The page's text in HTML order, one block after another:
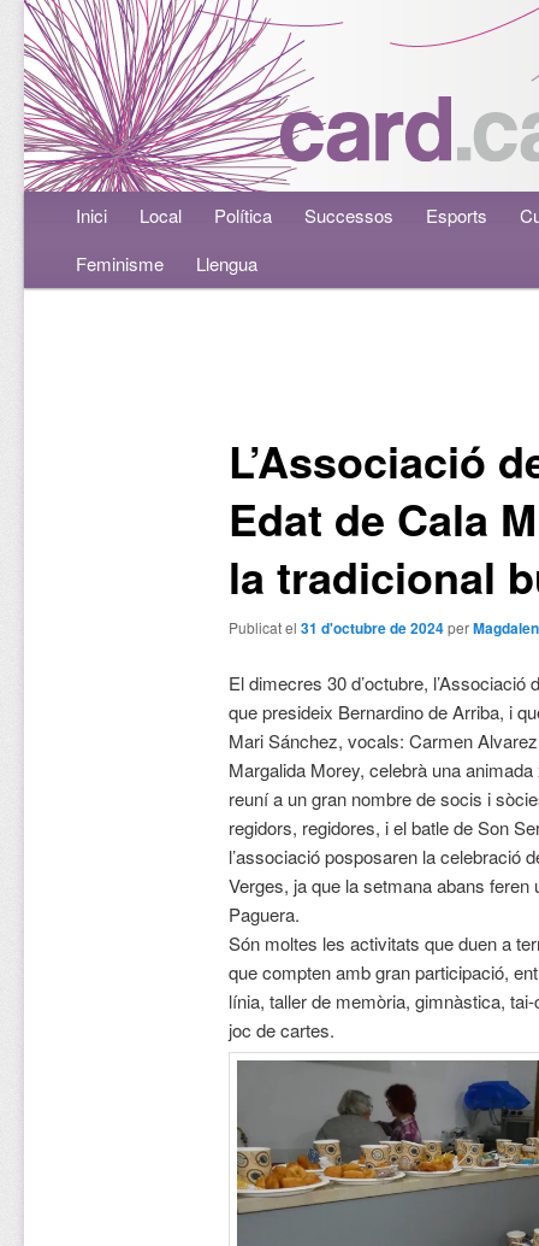
Menú principalAneu al contingut principal
Aneu al contingut secundari
Inici Local Política Successos Esports
Feminisme
Llengua
L’Associació
Edat de Cala
la tradicional
Publicat el 31 d'octubre de 2024per
El dimecres 30 d’octubre,
que presideix Bernardino de Arriba, i
Mari Sánchez, vocals: Carmen
Margalida Morey, celebrà una
reuní a un gran nombre de socis i
regidors, regidores, i el batle de Son
l’associació posposaren la celebració
Verges, ja que la setmana abans feren
Paguera.
Són moltes les activitats que duen a
que compten amb gran participació,
línia, taller de memòria, gimnàstica,
joc de cartes.